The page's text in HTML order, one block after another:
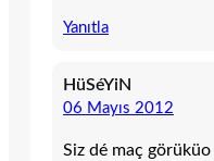
Yanıtla
HüSéYiN
06 Mayıs 2012
Siz dé maç